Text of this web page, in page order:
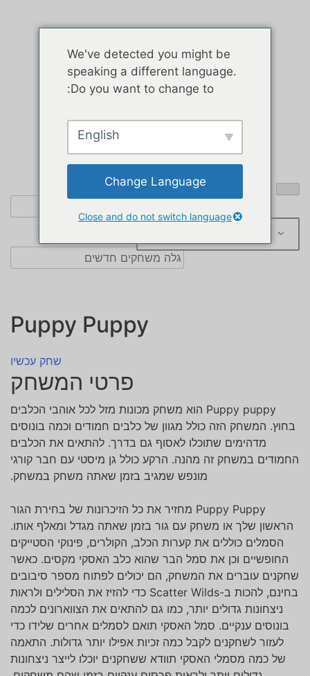
Puppy Puppy
שחק עכשיו
פרטי המשחק
Puppy puppy הוא משחק מכונות מזל לכל אוהבי הכלבים
בחוץ. המשחק הזה כולל מגוון של כלבים חמודים וכמה בונוסים
מדהימים שתוכלו לאסוף גם בדרך. להתאים את הכלבים
החמודים במשחק זה מהנה. הרקע כולל גן מיסטי עם חבר קורגי
מונפש שמגיב בזמן שאתה משחק במשחק.
Puppy Puppy מחזיר את כל הזיכרונות של בחירת הגור
הראשון שלך או משחק עם גור בזמן שאתה מגדל ומאלף אותו.
הסמלים כוללים את קערות הכלב, הקולרים, פינוקי הסטייקים
החופשיים וכן את סמל הבר שהוא כלב האסקי מקסים. כאשר
שחקנים עוברים את המשחק, הם יכולים לפתוח מספר סיבובים
בחינם, להכות ב-Scatter Wilds כדי להזיז את הסלילים ולראות
ניצחונות גדולים יותר, כמו גם להתאים את הצווארונים לכמה
בונוסים ענקיים. סמל האסקי תואם לסמלים אחרים שלידו כדי
לעזור לשחקנים לקבל כמה זכיות אפילו יותר גדולות. התאמה
של כמה מסמלי האסקי תוודא ששחקנים יוכלו לייצר ניצחונות
We've detected you might be
speaking a different language.
Do you want to change to:
Change Language
Close and do not switch language